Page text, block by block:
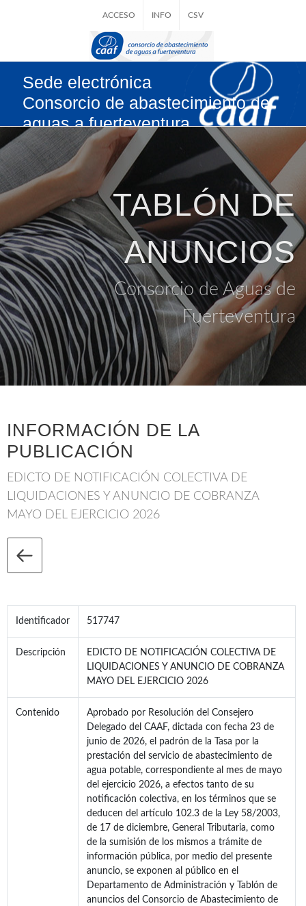
ACCESO INFO CSV
Sede electrónica
Consorcio de abastecimiento de
aguas a fuerteventura
TABLÓN DE
ANUNCIOS
Consorcio de Aguas de
Fuerteventura
INFORMACIÓN DE LA
PUBLICACIÓN
EDICTO DE NOTIFICACIÓN COLECTIVA DE
LIQUIDACIONES Y ANUNCIO DE COBRANZA
MAYO DEL EJERCICIO 2026
Identificador 517747
Descripción
EDICTO DE NOTIFICACIÓN COLECTIVA DE
LIQUIDACIONES Y ANUNCIO DE COBRANZA
MAYO DEL EJERCICIO 2026
Contenido
Aprobado por Resolución del Consejero
Delegado del CAAF, dictada con fecha 23 de
junio de 2026, el padrón de la Tasa por la
prestación del servicio de abastecimiento de
agua potable, correspondiente al mes de mayo
del ejercicio 2026, a efectos tanto de su
notificación colectiva, en los términos que se
deducen del artículo 102.3 de la Ley 58/2003,
de 17 de diciembre, General Tributaria, como
de la sumisión de los mismos a trámite de
información pública, por medio del presente
anuncio, se exponen al público en el
Departamento de Administración y Tablón de
anuncios del Consorcio de Abastecimiento de